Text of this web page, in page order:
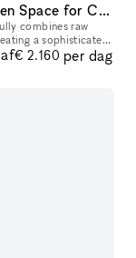
Raw Elegance: 300 sqm Industrial Open Space for Creative Projects, Showrooms and more.
combines raw
a sophisticated
it is th
€ 2.160 per dag